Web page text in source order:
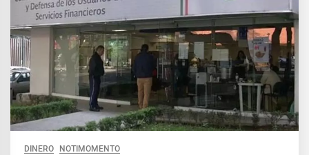
DINERO NOTIMOMENTO